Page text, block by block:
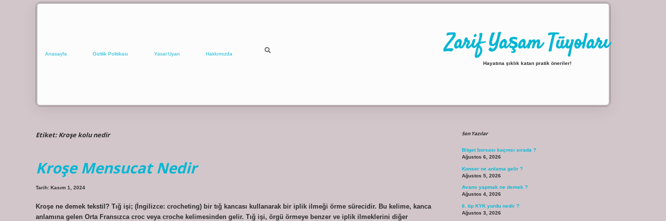
Anasayfa Gizlilik Politikası Yasal Uyarı Hakkımızda Zarif Yaşam Tüyoları
Hayatına şıklık katan pratik öneriler!
Etiket:Kroşe kolu nedir
Kroşe Mensucat Nedir
Tarih: Kasım 1, 2024
Kroşe ne demek tekstil? Tığ işi; (İngilizce: crocheting) bir tığ kancası kullanarak bir iplik ilmeği örme sürecidir. Bu kelime, kanca
anlamına gelen Orta Fransızca croc veya croche kelimesinden gelir. Tığ işi, örgü örmeye benzer ve iplik ilmeklerini diğer
Son Yazılar
Bitget borsası kaçıncı sırada ?
Ağustos 6, 2026
Konser ne anlama gelir ?
Ağustos 5, 2026
Avans yapmak ne demek ?
Ağustos 4, 2026
6. tip KYK yurdu nedir ?
Ağustos 3, 2026